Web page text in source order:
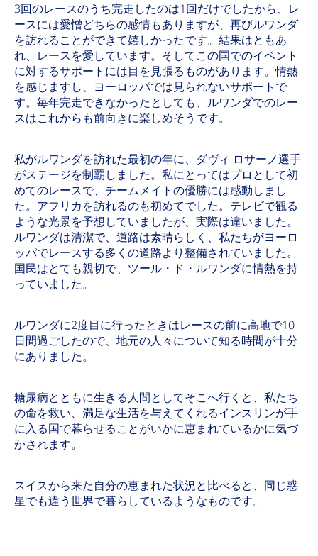
3回のレースのうち完走したのは1回だけでしたから、レ
ースには愛憎どちらの感情もありますが、再びルワンダ
を訪れることができて嬉しかったです。結果はともあ
れ、レースを愛しています。そしてこの国でのイベント
に対するサポートには目を見張るものがあります。情熱
を感じますし、ヨーロッパでは見られないサポートで
す。毎年完走できなかったとしても、ルワンダでのレー
スはこれからも前向きに楽しめそうです。
私がルワンダを訪れた最初の年に、ダヴィ ロサーノ選手
がステージを制覇しました。私にとってはプロとして初
めてのレースで、チームメイトの優勝には感動しまし
た。アフリカを訪れるのも初めてでした。テレビで観る
ような光景を予想していましたが、実際は違いました。
ルワンダは清潔で、道路は素晴らしく、私たちがヨーロ
ッパでレースする多くの道路より整備されていました。
国民はとても親切で、ツール・ド・ルワンダに情熱を持
っていました。
ルワンダに2度目に行ったときはレースの前に高地で10
日間過ごしたので、地元の人々について知る時間が十分
にありました。
糖尿病とともに生きる人間としてそこへ行くと、私たち
の命を救い、満足な生活を与えてくれるインスリンが手
に入る国で暮らせることがいかに恵まれているかに気づ
かされます。
スイスから来た自分の恵まれた状況と比べると、同じ惑
星でも違う世界で暮らしているようなものです。